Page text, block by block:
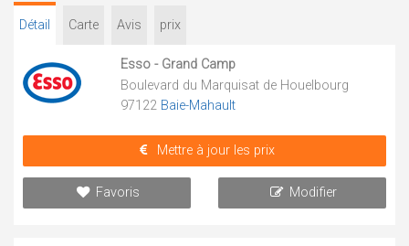
Détail Carte Avis prix
Esso - Grand Camp
Boulevard du Marquisat de Houelbourg
97122 Baie-Mahault
Mettre à jour les prix
Favoris Modifier